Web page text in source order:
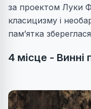
за проектом Луки
класицизму і
пам’ятка
4 місце - Винні